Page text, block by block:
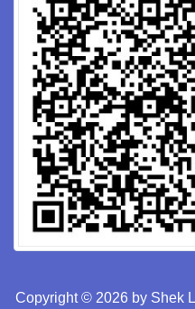
Copyright © 2026 by Shek